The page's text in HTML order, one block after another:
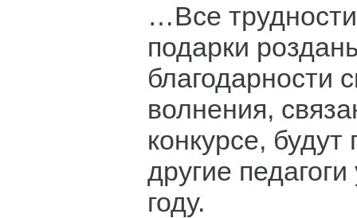
…Все
подарки
благодарности
волнения,
конкурсе,
другие
году.